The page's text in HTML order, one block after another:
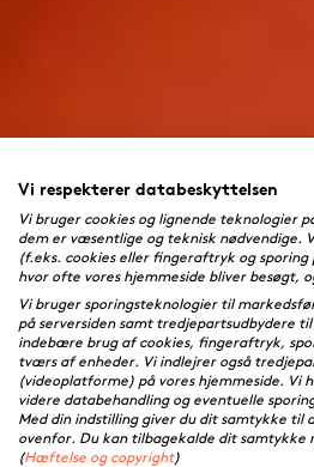
Vi respekterer databeskyttelsen
Vi bruger cookies og lignende teknologier
dem er væsentlige og teknisk nødvendige.
(f.eks. cookies eller fingeraftryk og sporing
hvor ofte vores hjemmeside bliver besøgt,
Vi bruger sporingsteknologier til
på serversiden samt tredjepartsudbydere
indebære brug af cookies, fingeraftryk,
tværs af enheder. Vi indlejrer også
(videoplatforme) på vores hjemmeside. Vi
videre databehandling og eventuelle
Med din indstilling giver du dit samtykke til
ovenfor. Du kan tilbagekalde dit
(Hæftelse og copyright)